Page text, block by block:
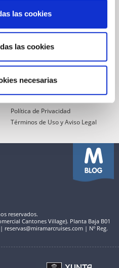
las cookies
las cookies
necesarias
ASPECTOS
LEGALES
Política de Cookies
Política de Privacidad
Términos de Uso y Aviso Legal
reservados.
Cantones Village). Planta Baja B01
reservas@miramarcruises.com | Nº Reg.